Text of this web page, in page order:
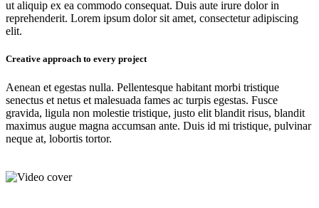
ut aliquip ex ea commodo consequat. Duis aute irure dolor in
reprehenderit. Lorem ipsum dolor sit amet, consectetur adipiscing
elit.
Creative approach to every project
Aenean et egestas nulla. Pellentesque habitant morbi tristique
senectus et netus et malesuada fames ac turpis egestas. Fusce
gravida, ligula non molestie tristique, justo elit blandit risus, blandit
maximus augue magna accumsan ante. Duis id mi tristique, pulvinar
neque at, lobortis tortor.